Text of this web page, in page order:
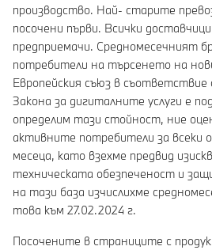
производство. Най- старите
посочени първи. Всички
предприемачи. Средномесечният
потребители на търсенето на
Европейския съюз в съответствие
Закона за дигиталните услуги е
определим тази стойност, ние
активните потребители за всеки
месеца, като взехме предвид
техническата обезпеченост и
на тази база изчислихме
това към 27.02.2024 г.
Посочените в страниците с